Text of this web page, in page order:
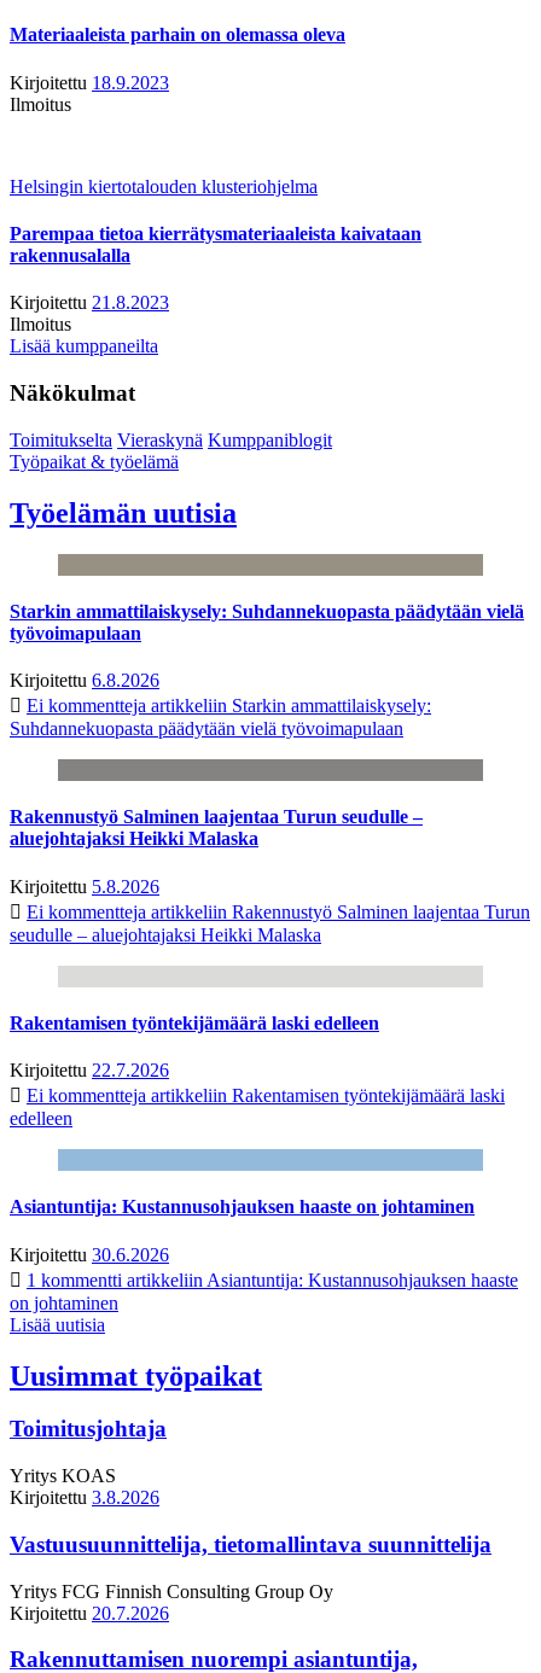
Materiaaleista parhain on olemassa oleva
Kirjoitettu 18.9.2023
Ilmoitus
Helsingin kiertotalouden klusteriohjelma
Parempaa tietoa kierrätysmateriaaleista kaivataan
rakennusalalla
Kirjoitettu 21.8.2023
Ilmoitus
Lisää kumppaneilta
Näkökulmat
Toimitukselta Vieraskynä Kumppaniblogit
Työpaikat & työelämä
Työelämän uutisia
Starkin ammattilaiskysely: Suhdannekuopasta päädytään vielä
työvoimapulaan
Kirjoitettu 6.8.2026
Ei kommentteja artikkeliin Starkin ammattilaiskysely:
Suhdannekuopasta päädytään vielä työvoimapulaan
Rakennustyö Salminen laajentaa Turun seudulle –
aluejohtajaksi Heikki Malaska
Kirjoitettu 5.8.2026
Ei kommentteja artikkeliin Rakennustyö Salminen laajentaa Turun
seudulle – aluejohtajaksi Heikki Malaska
Rakentamisen työntekijämäärä laski edelleen
Kirjoitettu 22.7.2026
Ei kommentteja artikkeliin Rakentamisen työntekijämäärä laski
edelleen
Asiantuntija: Kustannusohjauksen haaste on johtaminen
Kirjoitettu 30.6.2026
1 kommentti artikkeliin Asiantuntija: Kustannusohjauksen haaste
on johtaminen
Lisää uutisia
Uusimmat työpaikat
Toimitusjohtaja
Yritys KOAS
Kirjoitettu 3.8.2026
Vastuusuunnittelija, tietomallintava suunnittelija
Yritys FCG Finnish Consulting Group Oy
Kirjoitettu 20.7.2026
Rakennuttamisen nuorempi asiantuntija,